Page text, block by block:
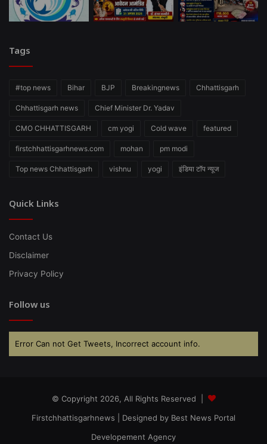
Tags
#top news Bihar BJP Breakingnews Chhattisgarh
Chhattisgarh news Chief Minister Dr. Yadav
CMO CHHATTISGARH cm yogi Cold wave featured
firstchhattisgarhnews.com mohan pm modi
Top news Chhattisgarh vishnu yogi इंडिया टॉप न्यूज
Quick Links
Contact Us
Disclaimer
Privacy Policy
Follow us
Error Can not Get Tweets, Incorrect account info.
© Copyright 2026, All Rights Reserved |
Firstchhattisgarhnews | Designed by Best News Portal
Developement Agency